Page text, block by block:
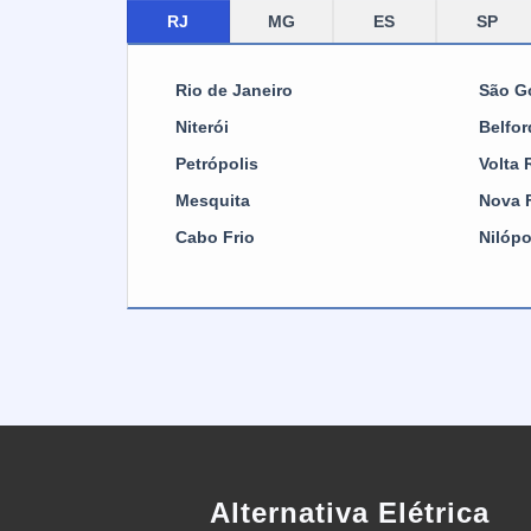
de
RJ MG ES SP
Rio de Janeiro São
Niterói
Petrópolis Volta
Mesquita Nova
Cabo Frio
Alternativa Elétrica